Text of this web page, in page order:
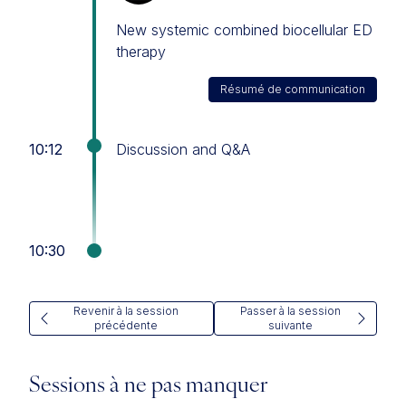
New systemic combined biocellular ED
therapy
Résumé de communication
10:12 Discussion and Q&A
10:30
Revenir à la session
précédente
Passer à la session
suivante
Sessions à ne pas manquer